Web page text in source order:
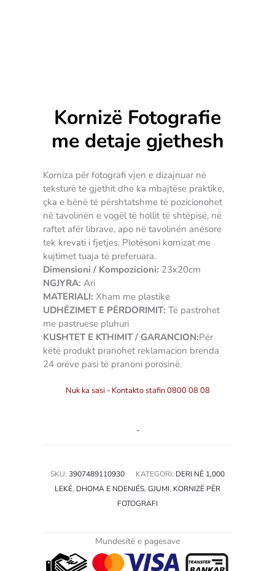
Kornizë Fotografie
me detaje gjethesh
Korniza për fotografi vjen e dizajnuar në
teksturë të gjethit dhe ka mbajtëse praktike,
çka e bënë të përshtatshme të pozicionohet
në tavolinën e vogël të hollit të shtëpisë, në
raftet afër librave, apo në tavolinën anësore
tek krevati i fjetjes. Plotësoni kornizat me
kujtimet tuaja të preferuara.
Dimensioni / Kompozicioni: 23x20cm
NGJYRA: Ari
MATERIALI: Xham me plastike
UDHËZIMET E PËRDORIMIT: Të pastrohet
me pastruese pluhuri
KUSHTET E KTHIMIT / GARANCION:Për
këtë produkt pranohet reklamacion brenda
24 orëve pasi të pranoni porosinë.
Nuk ka sasi - Kontakto stafin 0800 08 08
-
SKU: 3907489110930 KATEGORI: DERI NË 1,000
LEKË, DHOMA E NDENJËS, GJUMI, KORNIZË PËR
FOTOGRAFI
Mundesitë e pagesave